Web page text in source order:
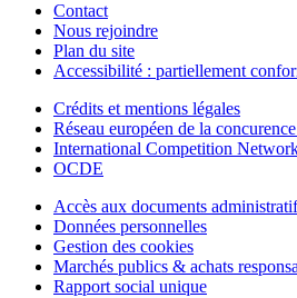
Contact
Nous rejoindre
Plan du site
Accessibilité : partiellement
Crédits et mentions légales
Réseau européen de la
International Competition
OCDE
Accès aux documents
Données personnelles
Gestion des cookies
Marchés publics & achats
Rapport social unique